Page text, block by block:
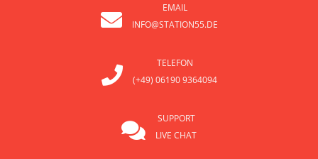
EMAIL
INFO@STATION55.DE
TELEFON
(+49) 06190 9364094
SUPPORT
LIVE CHAT